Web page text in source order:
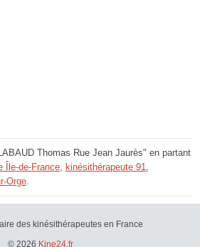
Thomas Rue Jean Jaurès" en partant
Île-de-France, kinésithérapeute 91,
Orge.
des kinésithérapeutes en France
© 2026 Kine24.fr